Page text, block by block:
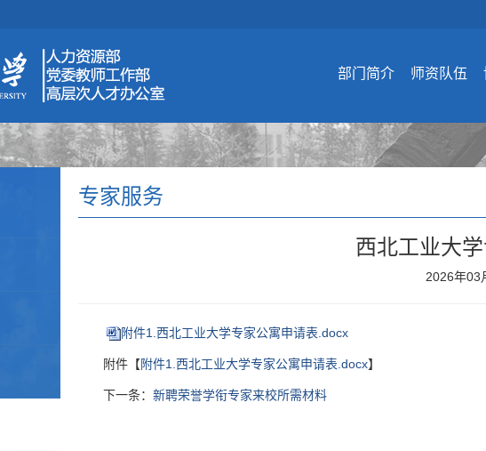
部门简介 师资队伍
专家服务
西北工业大
2026年03
附件1.西北工业大学专家公寓申请表.docx
附件【附件1.西北工业大学专家公寓申请表.docx】
下一条： 新聘荣誉学衔专家来校所需材料